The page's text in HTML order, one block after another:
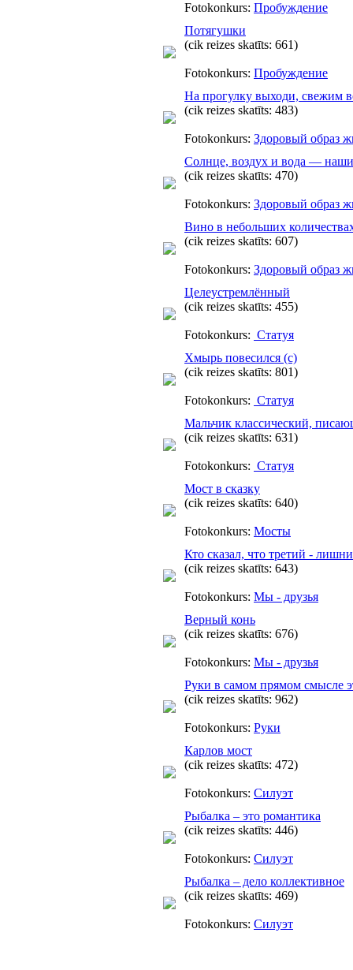
Fotokonkurs: Пробуждение
Потягушки
(cik reizes skatīts: 661)
Fotokonkurs: Пробуждение
На прогулку выходи, свежим
(cik reizes skatīts: 483)
Fotokonkurs: Здоровый образ
Солнце, воздух и вода —
(cik reizes skatīts: 470)
Fotokonkurs: Здоровый образ
Вино в небольших
(cik reizes skatīts: 607)
Fotokonkurs: Здоровый образ
Целеустремлённый
(cik reizes skatīts: 455)
Fotokonkurs: Статуя
Хмырь повесился (с)
(cik reizes skatīts: 801)
Fotokonkurs: Статуя
Мальчик классический,
(cik reizes skatīts: 631)
Fotokonkurs: Статуя
Мост в сказку
(cik reizes skatīts: 640)
Fotokonkurs: Мосты
Кто сказал, что третий -
(cik reizes skatīts: 643)
Fotokonkurs: Мы - друзья
Верный конь
(cik reizes skatīts: 676)
Fotokonkurs: Мы - друзья
Руки в самом прямом смысле
(cik reizes skatīts: 962)
Fotokonkurs: Руки
Карлов мост
(cik reizes skatīts: 472)
Fotokonkurs: Силуэт
Рыбалка – это романтика
(cik reizes skatīts: 446)
Fotokonkurs: Силуэт
Рыбалка – дело коллективное
(cik reizes skatīts: 469)
Fotokonkurs: Силуэт